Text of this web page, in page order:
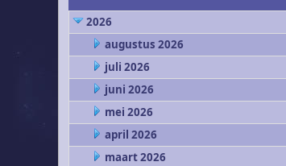
2026
augustus 2026
juli 2026
juni 2026
mei 2026
april 2026
maart 2026